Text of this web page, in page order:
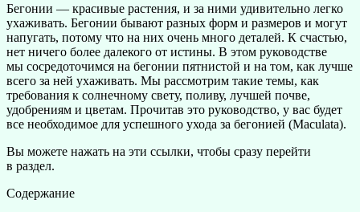
Бегонии — красивые растения, и за ними удивительно легко
ухаживать. Бегонии бывают разных форм и размеров и могут
напугать, потому что на них очень много деталей. К счастью,
нет ничего более далекого от истины. В этом руководстве
мы сосредоточимся на бегонии пятнистой и на том, как лучше
всего за ней ухаживать. Мы рассмотрим такие темы, как
требования к солнечному свету, поливу, лучшей почве,
удобрениям и цветам. Прочитав это руководство, у вас будет
все необходимое для успешного ухода за бегонией (Maculata).
Вы можете нажать на эти ссылки, чтобы сразу перейти
в раздел.
Содержание